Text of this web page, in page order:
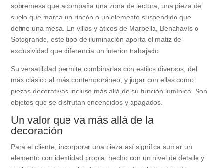
sobremesa que acompaña una zona de lectura, una pieza de
suelo que marca un rincón o un elemento suspendido que
define una mesa. En villas y áticos de Marbella, Benahavís o
Sotogrande, este tipo de iluminación aporta el matiz de
exclusividad que diferencia un interior trabajado.
Su versatilidad permite combinarlas con estilos diversos, del
más clásico al más contemporáneo, y jugar con ellas como
piezas decorativas incluso más allá de su función lumínica. Son
objetos que se disfrutan encendidos y apagados.
Un valor que va más allá de la
decoración
Para el cliente, incorporar una pieza así significa sumar un
elemento con identidad propia, hecho con un nivel de detalle y